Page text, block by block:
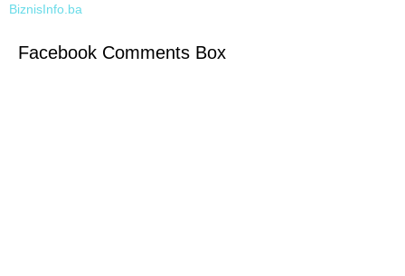
BiznisInfo.ba
Facebook Comments Box